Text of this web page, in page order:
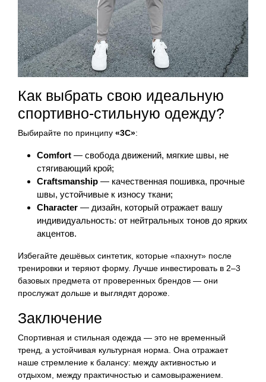
Как выбрать свою идеальную
спортивно-стильную одежду?
Выбирайте по принципу «3C»:
Comfort — свобода движений, мягкие швы, не
стягивающий крой;
Craftsmanship — качественная пошивка, прочные
швы, устойчивые к износу ткани;
Character — дизайн, который отражает вашу
индивидуальность: от нейтральных тонов до ярких
акцентов.
Избегайте дешёвых синтетик, которые «пахнут» после
тренировки и теряют форму. Лучше инвестировать в 2–3
базовых предмета от проверенных брендов — они
прослужат дольше и выглядят дороже.
Заключение
Спортивная и стильная одежда — это не временный
тренд, а устойчивая культурная норма. Она отражает
наше стремление к балансу: между активностью и
отдыхом, между практичностью и самовыражением.